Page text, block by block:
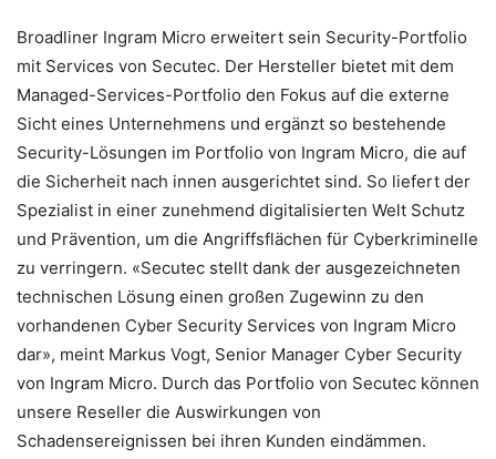
Broadliner Ingram Micro erweitert sein Security-Portfolio
mit Services von Secutec. Der Hersteller bietet mit dem
Managed-Services-Portfolio den Fokus auf die externe
Sicht eines Unternehmens und ergänzt so bestehende
Security-Lösungen im Portfolio von Ingram Micro, die auf
die Sicherheit nach innen ausgerichtet sind. So liefert der
Spezialist in einer zunehmend digitalisierten Welt Schutz
und Prävention, um die Angriffsflächen für Cyberkriminelle
zu verringern. «Secutec stellt dank der ausgezeichneten
technischen Lösung einen großen Zugewinn zu den
vorhandenen Cyber Security Services von Ingram Micro
dar», meint Markus Vogt, Senior Manager Cyber Security
von Ingram Micro. Durch das Portfolio von Secutec können
unsere Reseller die Auswirkungen von
Schadensereignissen bei ihren Kunden eindämmen.